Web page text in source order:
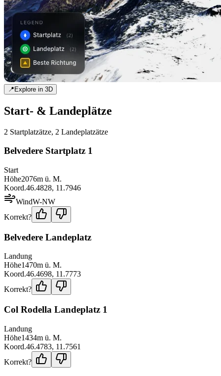
📍Explore in 3D
Start- & Landeplätze
2 Startplatzätze, 2 Landeplatzätze
Belvedere Startplatz 1
Start
Höhe2076m ü. M.
Koord.46.4828, 11.7946
WindW-NW
Korrekt?
Belvedere Landeplatz
Landung
Höhe1470m ü. M.
Koord.46.4698, 11.7773
Korrekt?
Col Rodella Landeplatz 1
Landung
Höhe1434m ü. M.
Koord.46.4783, 11.7561
Korrekt?